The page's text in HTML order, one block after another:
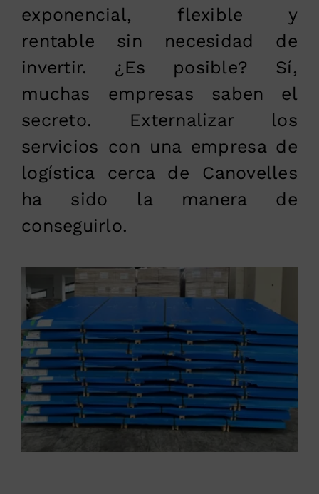
exponencial, flexible y
rentable sin necesidad de
invertir. ¿Es posible? Sí,
muchas empresas saben el
secreto. Externalizar los
servicios con una empresa de
logística cerca de Canovelles
ha sido la manera de
conseguirlo.